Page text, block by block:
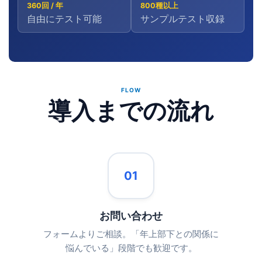
360回 / 年
自由にテスト可能
800種以上
サンプルテスト収録
FLOW
導入までの流れ
01
お問い合わせ
フォームよりご相談。「年上部下との関係に
悩んでいる」段階でも歓迎です。